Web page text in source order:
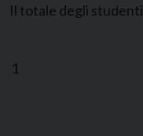
Il totale degli
1